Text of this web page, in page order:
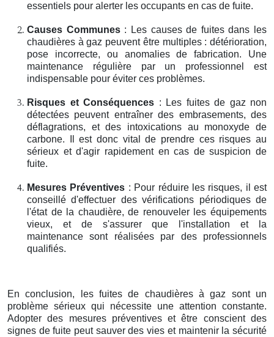
essentiels pour alerter les occupants en cas de fuite.
Causes Communes: Les causes de fuites dans les
chaudières à gaz peuvent être multiples : détérioration,
pose incorrecte, ou anomalies de fabrication. Une
maintenance régulière par un professionnel est
indispensable pour éviter ces problèmes.
Risques et Conséquences : Les fuites de gaz non
détectées peuvent entraîner des embrasements, des
déflagrations, et des intoxications au monoxyde de
carbone. Il est donc vital de prendre ces risques au
sérieux et d'agir rapidement en cas de suspicion de
fuite.
Mesures Préventives : Pour réduire les risques, il est
conseillé d'effectuer des vérifications périodiques de
l'état de la chaudière, de renouveler les équipements
vieux, et de s'assurer que l'installation et la
maintenance sont réalisées par des professionnels
qualifiés.
En conclusion, les fuites de chaudières à gaz sont un
problème sérieux qui nécessite une attention constante.
Adopter des mesures préventives et être conscient des
signes de fuite peut sauver des vies et maintenir la sécurité